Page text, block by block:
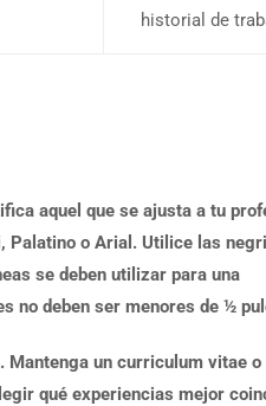
historial de
aquel que se ajusta a tu
Palatino o Arial. Utilice las
se deben utilizar para una
no deben ser menores de ½
Mantenga un curriculum vitae o
qué experiencias mejor